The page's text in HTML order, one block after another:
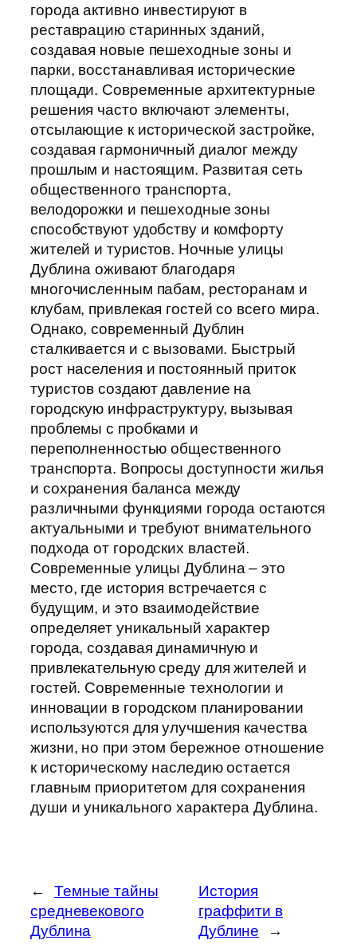
города активно инвестируют в
реставрацию старинных зданий,
создавая новые пешеходные зоны и
парки, восстанавливая исторические
площади. Современные архитектурные
решения часто включают элементы,
отсылающие к исторической застройке,
создавая гармоничный диалог между
прошлым и настоящим. Развитая сеть
общественного транспорта,
велодорожки и пешеходные зоны
способствуют удобству и комфорту
жителей и туристов. Ночные улицы
Дублина оживают благодаря
многочисленным пабам, ресторанам и
клубам, привлекая гостей со всего мира.
Однако, современный Дублин
сталкивается и с вызовами. Быстрый
рост населения и постоянный приток
туристов создают давление на
городскую инфраструктуру, вызывая
проблемы с пробками и
переполненностью общественного
транспорта. Вопросы доступности жилья
и сохранения баланса между
различными функциями города остаются
актуальными и требуют внимательного
подхода от городских властей.
Современные улицы Дублина – это
место, где история встречается с
будущим, и это взаимодействие
определяет уникальный характер
города, создавая динамичную и
привлекательную среду для жителей и
гостей. Современные технологии и
инновации в городском планировании
используются для улучшения качества
жизни, но при этом бережное отношение
к историческому наследию остается
главным приоритетом для сохранения
души и уникального характера Дублина.
←
Темные тайны
средневекового
Дублина
История
граффити в
Дублине
→